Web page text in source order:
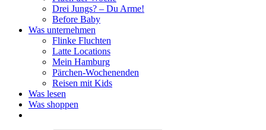
Drei Jungs? – Du Arme!
Before Baby
Was unternehmen
Flinke Fluchten
Latte Locations
Mein Hamburg
Pärchen-Wochenenden
Reisen mit Kids
Was lesen
Was shoppen